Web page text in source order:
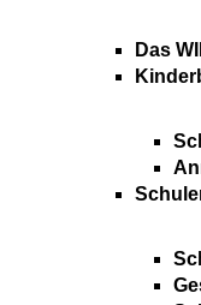
Das